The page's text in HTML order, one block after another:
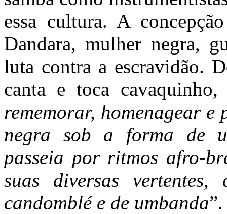
essa cultura. A
Dandara, mulher negra,
luta contra a escravidão.
canta e toca cavaquinho,
rememorar, homenagear
negra sob a forma de
passeia por ritmos afro-
suas diversas
candomblé e de umbanda”.